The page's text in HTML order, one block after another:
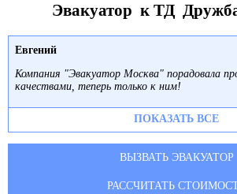
Эвакуатор к ТД
Евгений
Компания "Эвакуатор Москва" порадовала
качествами, теперь только к ним!
ПОКАЗАТЬ ВСЕ
ВЫЗВАТЬ ЭВАКУАТОР
РАССЧИТАТЬ